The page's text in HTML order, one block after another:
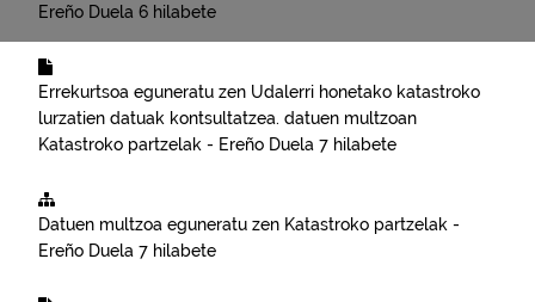
Ereño Duela 6 hilabete
Errekurtsoa eguneratu zen Udalerri honetako katastroko
lurzatien datuak kontsultatzea. datuen multzoan
Katastroko partzelak - Ereño Duela 7 hilabete
Datuen multzoa eguneratu zen Katastroko partzelak -
Ereño Duela 7 hilabete